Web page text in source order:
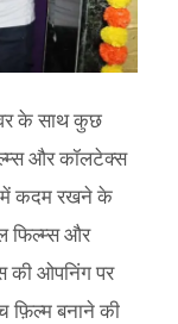
के साथ कुछ
और कॉलटेक्स
में कदम रखने के
फिल्म्स और
की ओपनिंग पर
फ़िल्म बनाने की